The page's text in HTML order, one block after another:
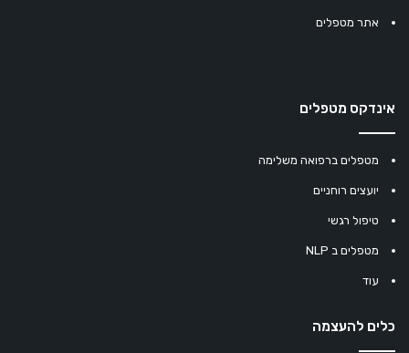
אתר מטפלים
אינדקס מטפלים
מטפלים ברפואה משלימה
יועצים רוחניים
טיפול רגשי
מטפלים ב NLP
עוד
כלים להעצמה